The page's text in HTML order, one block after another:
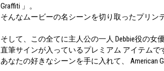
Graffiti 」。
そんなムービーの名シーンを切り取ったプリン
そして、この全てに主人公の一人 Debbie役の女
直筆サインが入っているプレミアム アイテムで
あなたの好きなシーンを手に入れて、 American